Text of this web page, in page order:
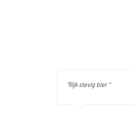
"Rijk stevig bier "